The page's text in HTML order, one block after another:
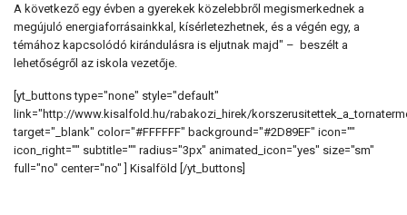
A következő egy évben a gyerekek közelebbről megismerkednek a
megújuló energiaforrásainkkal, kísérletezhetnek, és a végén egy, a
témához kapcsolódó kirándulásra is eljutnak majd" – beszélt a
lehetőségről az iskola vezetője.
[yt_buttons type="none" style="default"
link="http://www.kisalfold.hu/rabakozi_hirek/
target="_blank" color="#FFFFFF" background="#2D89EF" icon=""
icon_right="" subtitle="" radius="3px" animated_icon="yes" size="sm"
full="no" center="no" ] Kisalföld [/yt_buttons]